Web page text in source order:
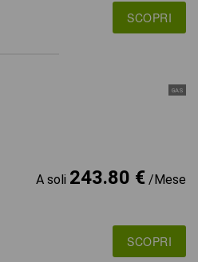
SCOPRI
GAS
A soli 243.80 € /Mese
SCOPRI